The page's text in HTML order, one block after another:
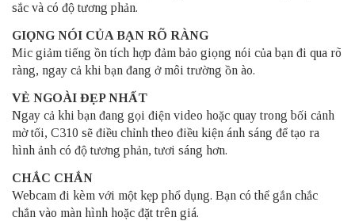
sắc và có độ tương phản.
GIỌNG NÓI CỦA BẠN RÕ RÀNG
Mic giảm tiếng ồn tích hợp đảm bảo giọng nói của bạn đi qua rõ
ràng, ngay cả khi bạn đang ở môi trường ồn ào.
VẺ NGOÀI ĐẸP NHẤT
Ngay cả khi bạn đang gọi điện video hoặc quay trong bối cảnh
mờ tối, C310 sẽ điều chỉnh theo điều kiện ánh sáng để tạo ra
hình ảnh có độ tương phản, tươi sáng hơn.
CHẮC CHẮN
Webcam đi kèm với một kẹp phổ dụng. Bạn có thể gắn chắc
chắn vào màn hình hoặc đặt trên giá.